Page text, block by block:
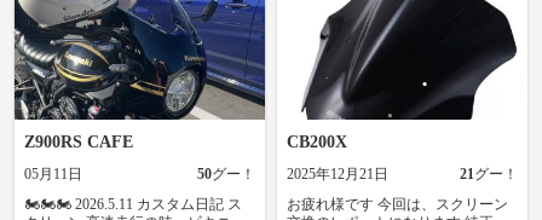
Z900RS CAFE
05月11日 50グー！
🏍️🏍️🏍️ 2026.5.11 カスタム日記 ス
CB200X
2025年12月21日 21グー！
お疲れ様です 今回は、スクリーン